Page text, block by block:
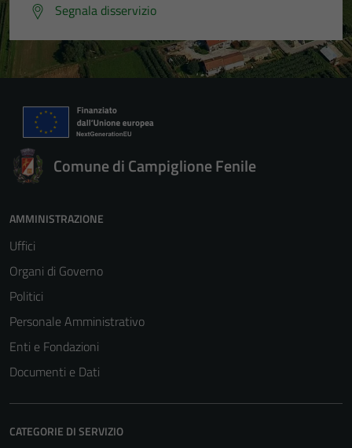
Segnala disservizio
Comune di Campiglione Fenile
AMMINISTRAZIONE
Uffici
Organi di Governo
Politici
Personale Amministrativo
Enti e Fondazioni
Documenti e Dati
CATEGORIE DI SERVIZIO